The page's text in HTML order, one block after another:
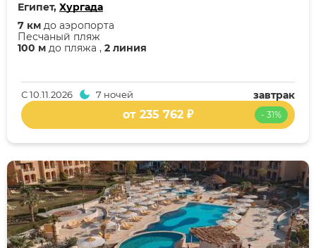
Египет, Хургада
100 м до пляжа , 2 линия
Песчаный пляж
7 км до аэропорта
завтрак
С10.11.2026 7 ночей
- 31%
от 235 762 ₽